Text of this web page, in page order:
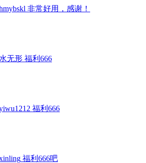
非常好用，感谢！
水无形 福利666
福利666
福利666吧